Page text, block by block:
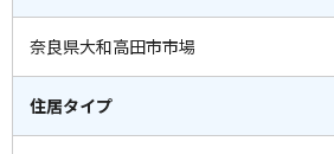
奈良県大和高田市市場
住居タイプ